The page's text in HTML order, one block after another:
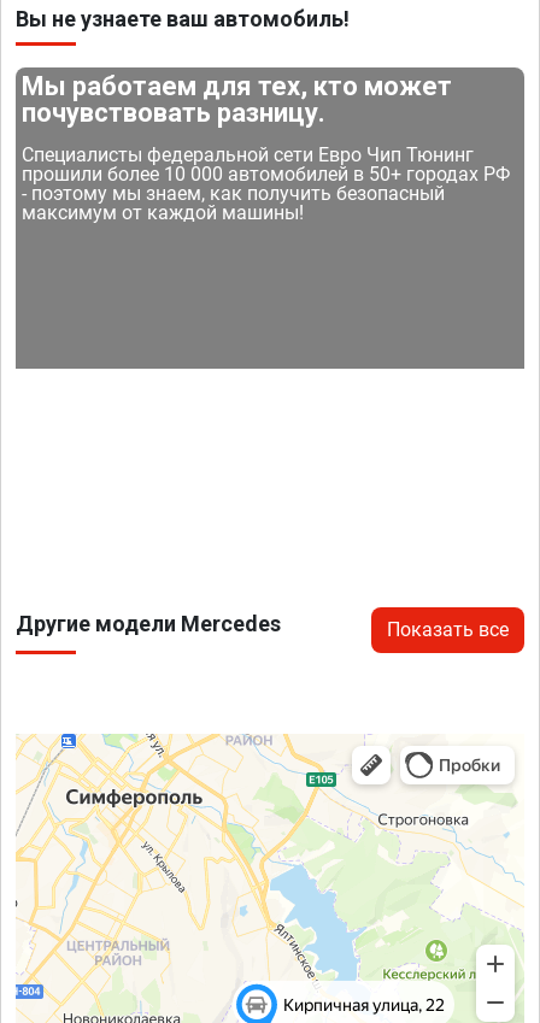
Вы не узнаете ваш автомобиль!
Мы работаем для тех, кто может
почувствовать разницу.
Специалисты федеральной сети Евро Чип Тюнинг
прошили более 10 000 автомобилей в 50+ городах РФ
- поэтому мы знаем, как получить безопасный
максимум от каждой машины!
Другие модели Mercedes Показать все